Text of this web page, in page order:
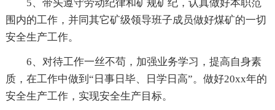
5、带头遵守劳动纪律和矿规矿纪，认真做好本职范
围内的工作，并同其它矿级领导班子成员做好煤矿的一切
安全生产工作。
6、对待工作一丝不苟，加强业务学习，提高自身素
质，在工作中做到“日事日毕、日学日高”。做好20xx年的
安全生产工作，实现安全生产目标。